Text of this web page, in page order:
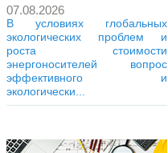
07.08.2026
В условиях глобальных
экологических проблем и
роста стоимости
энергоносителей вопрос
эффективного и
экологически...